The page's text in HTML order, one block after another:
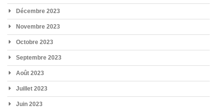
Décembre 2023
Novembre 2023
Octobre 2023
Septembre 2023
Août 2023
Juillet 2023
Juin 2023